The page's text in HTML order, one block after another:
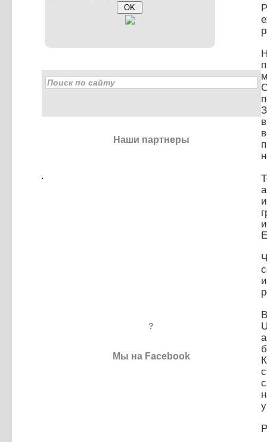
Наши партнеры
?
Мы на Facebook